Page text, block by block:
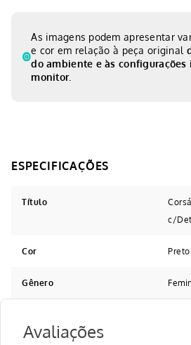
As imagens podem apresentar
e cor em relação à peça original
do ambiente e às
monitor.
Título
c/
Cor Preto
Gênero
Avaliações